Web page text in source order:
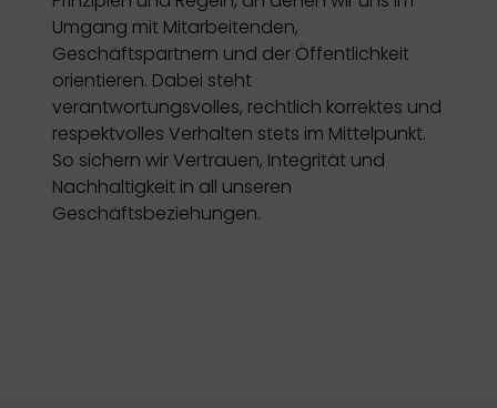
Umgang mit Mitarbeitenden,
Geschäftspartnern und der Öffentlichkeit
orientieren. Dabei steht
verantwortungsvolles, rechtlich korrektes und
respektvolles Verhalten stets im Mittelpunkt.
So sichern wir Vertrauen, Integrität und
Nachhaltigkeit in all unseren
Geschäftsbeziehungen.